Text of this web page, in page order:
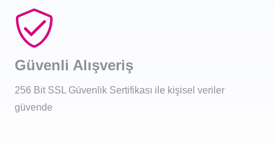
Güvenli Alışveriş
256 Bit SSL Güvenlik Sertifikası ile kişisel veriler
güvende